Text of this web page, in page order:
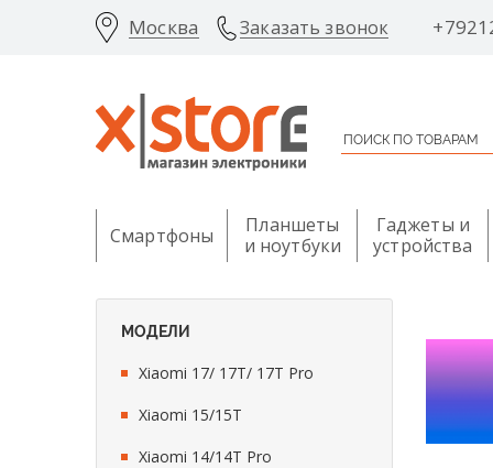
Москва Заказать звонок
Смартфоны
Планшеты
и ноутбуки
Гаджеты и
устройства
МОДЕЛИ
Xiaomi 17/ 17T/ 17T Pro
Xiaomi 15/15T
Xiaomi 14/14T Pro